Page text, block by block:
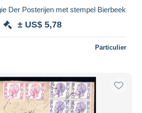
Der Posterijen met stempel Bierbeek
± US$ 5,78
Particulier